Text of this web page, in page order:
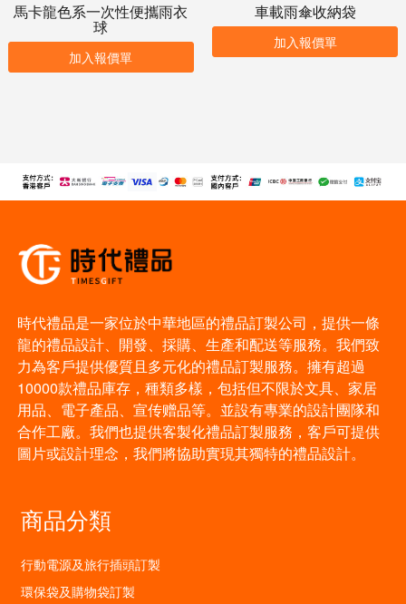
馬卡龍色系一次性便攜雨衣
球
加入報價單
車載雨傘收納袋
加入報價單
時代禮品是一家位於中華地區的禮品訂製公司，提供一條
龍的禮品設計、開發、採購、生產和配送等服務。我們致
力為客戶提供優質且多元化的禮品訂製服務。擁有超過
10000款禮品庫存，種類多樣，包括但不限於文具、家居
用品、電子產品、宣传赠品等。並設有專業的設計團隊和
合作工廠。我們也提供客製化禮品訂製服務，客戶可提供
圖片或設計理念，我們將協助實現其獨特的禮品設計。
商品分類
行動電源及旅行插頭訂製
環保袋及購物袋訂製